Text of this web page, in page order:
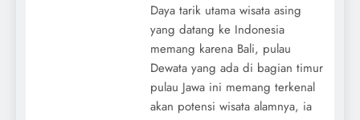
Daya tarik utama wisata asing
yang datang ke Indonesia
memang karena Bali, pulau
Dewata yang ada di bagian timur
pulau Jawa ini memang terkenal
akan potensi wisata alamnya, ia